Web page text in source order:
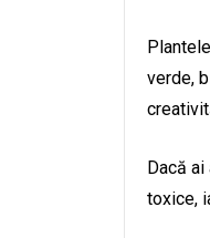
verde,
Dacă
toxice,